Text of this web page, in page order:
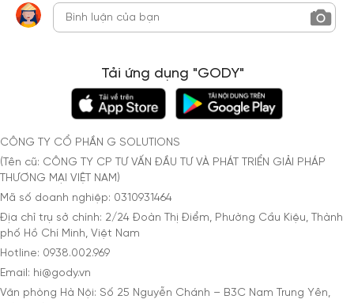
Tải ứng dụng "GODY"
CÔNG TY CỔ PHẦN G SOLUTIONS
(Tên cũ: CÔNG TY CP TƯ VẤN ĐẦU TƯ VÀ PHÁT TRIỂN GIẢI PHÁP
THƯƠNG MẠI VIỆT NAM)
Mã số doanh nghiệp: 0310931464
Địa chỉ trụ sở chính: 2/24 Đoàn Thị Điểm, Phường Cầu Kiệu, Thành
phố Hồ Chí Minh, Việt Nam
Hotline: 0938.002.969
Email: hi@gody.vn
Văn phòng Hà Nội: Số 25 Nguyễn Chánh – B3C Nam Trung Yên,